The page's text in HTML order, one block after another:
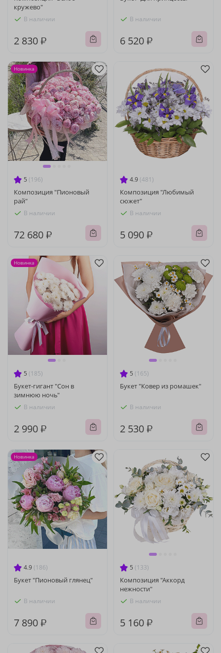
кружево"
В наличии
2 830 ₽
В наличии
6 520 ₽
5 (196)
Композиция "Пионовый
рай"
В наличии
72 680 ₽
Новинка
4.9 (481)
Композиция "Любимый
сюжет"
В наличии
5 090 ₽
5 (185)
Букет-гигант "Сон в
зимнюю ночь"
В наличии
2 990 ₽
Новинка
5 (165)
Букет "Ковер из ромашек"
В наличии
2 530 ₽
4.9 (186)
Букет "Пионовый глянец"
В наличии
7 890 ₽
Новинка
5 (133)
Композиция "Аккорд
нежности"
В наличии
5 160 ₽